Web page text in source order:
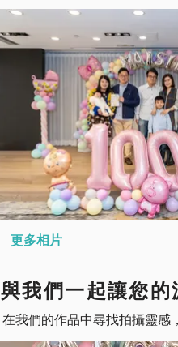
更多相片
與我們一起讓您
在我們的作品中尋找拍攝靈感